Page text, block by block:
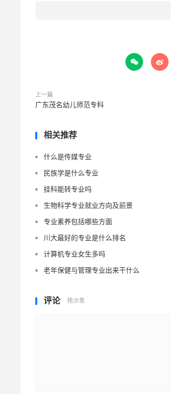
 
上一篇
广东茂名幼儿师范专科
相关推荐
什么是传媒专业
民族学是什么专业
挂科能转专业吗
生物科学专业就业方向及前景
专业素养包括哪些方面
川大最好的专业是什么排名
计算机专业女生多吗
老年保健与管理专业出来干什么
评论 抢沙发